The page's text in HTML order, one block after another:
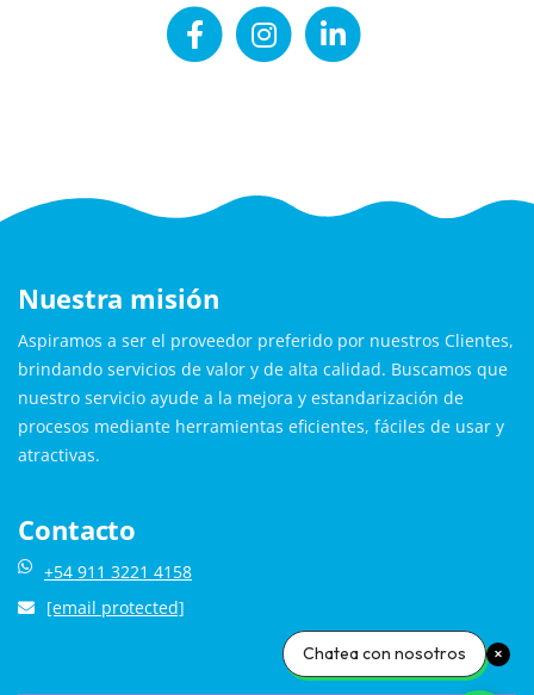
Nuestra misión
Aspiramos a ser el proveedor preferido por nuestros Clientes,
brindando servicios de valor y de alta calidad. Buscamos que
nuestro servicio ayude a la mejora y estandarización de
procesos mediante herramientas eficientes, fáciles de usar y
atractivas.
Contacto
+54 911 3221 4158
[email protected]
Chatea con nosotros